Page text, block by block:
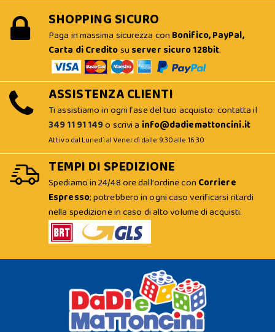
SHOPPING SICURO
Paga in massima sicurezza con Bonifico, PayPal,
Carta di Creditosu server sicuro 128bit.
ASSISTENZA CLIENTI
Ti assistiamo in ogni fase del tuo acquisto: contatta il
349 11 91 149o scrivi a info@dadiemattoncini.it
Attivo dal Lunedì al Venerdì dalle 9:30 alle 16:30
TEMPI DI SPEDIZIONE
Spediamo in 24/48 ore dall'ordine con Corriere
Espresso; potrebbero in ogni caso verificarsi ritardi
nella spedizione in caso di alto volume di acquisti.